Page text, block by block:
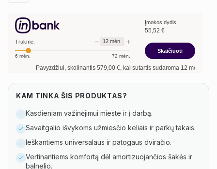
Trukmė: − 12 mėn. +
6 mėn. 72 mėn.
Įmokos dydis
55,52 €
Skaičiuoti
Pavyzdžiui, skolinantis579,00€, kai sutartis sudaroma12mėn. terminui,
KAM TINKA ŠIS PRODUKTAS?
Kasdieniam važinėjimui mieste ir į darbą.
Savaitgalio išvykoms užmiesčio keliais ir parkų takais.
Ieškantiems universalaus ir patogaus dviračio.
Vertinantiems komfortą dėl amortizuojančios šakės ir
balnelio.